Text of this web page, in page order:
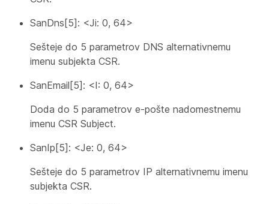
SanDns[5]: <Ji: 0, 64>
Sešteje do 5 parametrov DNS alternativnemu
imenu subjekta CSR.
SanEmail[5]: <I: 0, 64>
Doda do 5 parametrov e-pošte nadomestnemu
imenu CSR Subject.
SanIp[5]: <Je: 0, 64>
Sešteje do 5 parametrov IP alternativnemu imenu
subjekta CSR.